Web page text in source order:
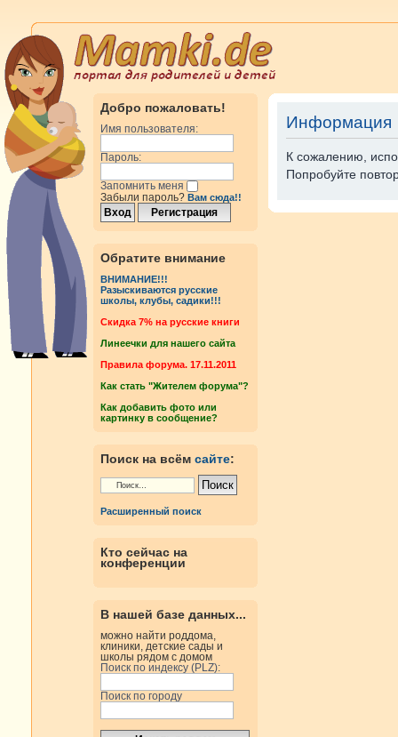
Добро пожаловать!
Имя пользователя:
Пароль:
Запомнить меня
Забыли пароль? Вам сюда!!
Обратите внимание
ВНИМАНИЕ!!!
Разыскиваются русские
школы, клубы, садики!!!
Cкидка 7% на русские книги
Линеечки для нашего сайта
Правила форума. 17.11.2011
Как стать "Жителем форума"?
Как добавить фото или
картинку в сообщение?
Поиск на всём сайте:
Расширенный поиск
Кто сейчас на
конференции
В нашей базе данных...
можно найти роддома,
клиники, детские сады и
школы рядом с домом
Поиск по индексу (PLZ):
Поиск по городу
Информация
К сожалению,
Попробуйте